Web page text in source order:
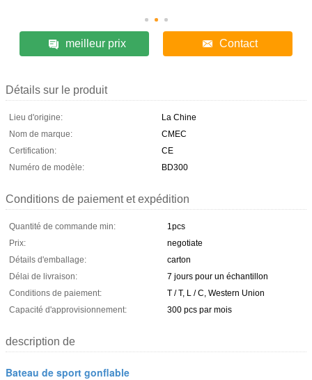
meilleur prix Contact
Détails sur le produit
Lieu d'origine:
La Chine
Nom de marque:
CMEC
Certification:
CE
Numéro de modèle:
BD300
Conditions de paiement et expédition
Quantité de commande min:
1pcs
Prix:
negotiate
Détails d'emballage:
carton
Délai de livraison:
7 jours pour un échantillon
Conditions de paiement:
T / T, L / C, Western Union
Capacité d'approvisionnement:
300 pcs par mois
description de
Bateau de sport gonflable